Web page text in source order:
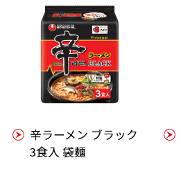
辛ラーメン ブラック
3食入 袋麺